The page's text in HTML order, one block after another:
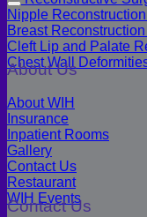
Nipple
Breast
Cleft Lip and Palate
Chest Wall
About Us
About WIH
Insurance
Inpatient Rooms
Gallery
Contact Us
Restaurant
WIH Events
Contact Us